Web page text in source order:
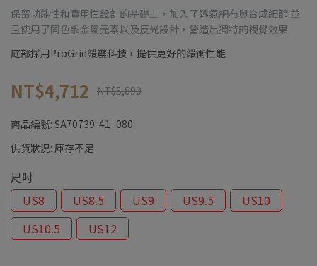
保留功能性和實用性設計的基礎上，加入了透氣網布與合成細節 並
且使用了同色系金屬元素以及反光設計，營造出獨特的視覺效果
底部採用ProGrid緩震科技，提供更好的緩衝性能
NT$4,712 NT$5,890
商品編號: SA70739-41_080
供貨狀況: 庫存不足
尺吋
US8
US8.5 US9 US9.5
US10
US10.5
US12